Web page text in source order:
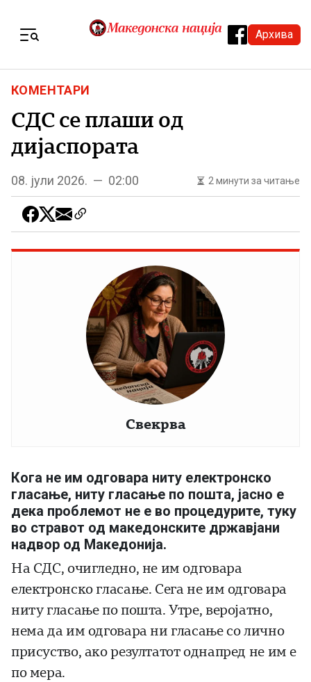
Архива
КОМЕНТАРИ
СДС се плаши од
дијаспората
08. јули 2026. — 02:00 2 минути за читање
Свекрва
Кога не им одговара ниту електронско
гласање, ниту гласање по пошта, јасно е
дека проблемот не е во процедурите, туку
во стравот од македонските државјани
надвор од Македонија.
На СДС, очигледно, не им одговара
електронско гласање. Сега не им одговара
ниту гласање по пошта. Утре, веројатно,
нема да им одговара ни гласање со лично
присуство, ако резултатот однапред не им е
по мера.